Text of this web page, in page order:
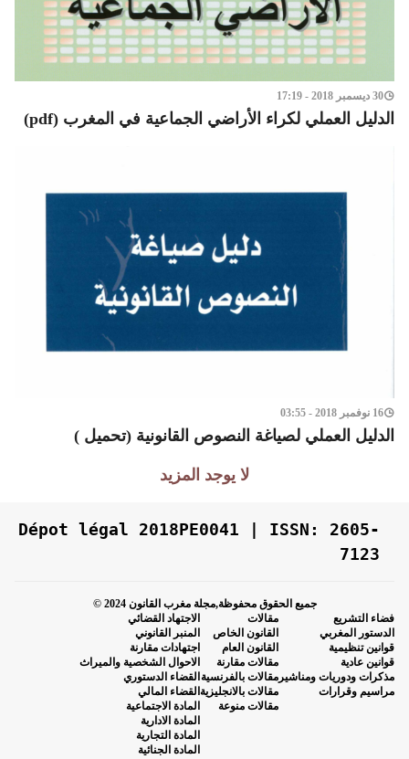
30 ديسمبر 2018 - 17:19
الدليل العملي لكراء الأراضي الجماعية في المغرب (pdf)
16 نوفمبر 2018 - 03:55
الدليل العملي لصياغة النصوص القانونية (تحميل )
لا يوجد المزيد
Dépot légal 2018PE0041 | ISSN: 2605-
7123
جميع الحقوق محفوظة,مجلة مغرب القانون 2024 ©
فضاء التشريع
الدستور المغربي
قوانين تنظيمية
قوانين عادية
مذكرات ودوريات ومناشير
مراسيم وقرارات
مقالات
القانون الخاص
القانون العام
مقالات مقارنة
مقالات بالفرنسية
مقالات بالانجليزية
مقالات منوعة
الاجتهاد القضائي
المنبر القانوني
اجتهادات مقارنة
الاحوال الشخصية والميراث
القضاء الدستوري
القضاء المالي
المادة الاجتماعية
المادة الادارية
المادة التجارية
المادة الجنائية